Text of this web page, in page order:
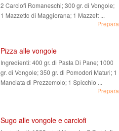
2 Carciofi Romaneschi; 300 gr. di Vongole;
1 Mazzetto di Maggiorana; 1 Mazzett ...
Prepara
Pizza alle vongole
Ingredienti:400 gr. di Pasta Di Pane; 1000
gr. di Vongole; 350 gr. di Pomodori Maturi; 1
Manciata di Prezzemolo; 1 Spicchio ...
Prepara
Sugo alle vongole e carciofi